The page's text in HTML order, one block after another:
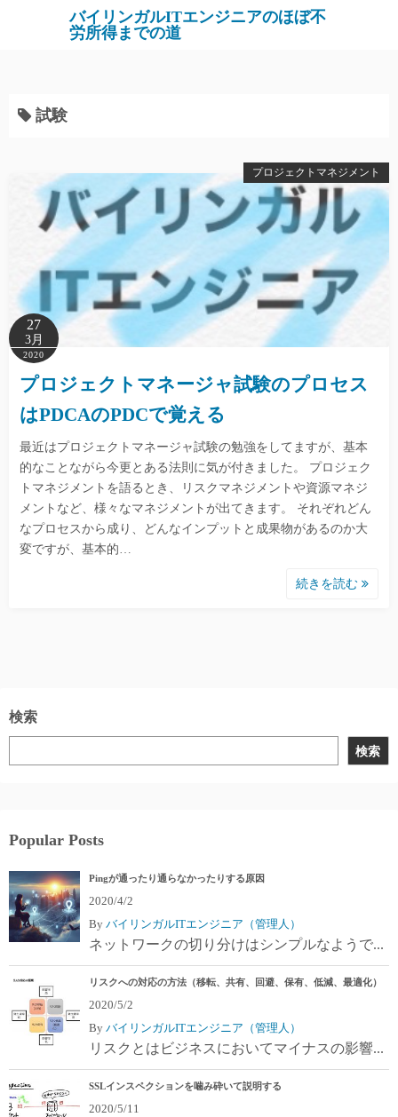
バイリンガルITエンジニアのほぼ不
労所得までの道
試験
プロジェクトマネジメント
27
3月
2020
プロジェクトマネージャ試験のプロセス
はPDCAのPDCで覚える
最近はプロジェクトマネージャ試験の勉強をしてますが、基本
的なことながら今更とある法則に気が付きました。 プロジェク
トマネジメントを語るとき、リスクマネジメントや資源マネジ
メントなど、様々なマネジメントが出てきます。 それぞれどん
なプロセスから成り、どんなインプットと成果物があるのか大
変ですが、基本的…
続きを読む
検索
検索
Popular Posts
Pingが通ったり通らなかったりする原因
2020/4/2
By バイリンガルITエンジニア（管理人）
ネットワークの切り分けはシンプルなようで...
リスクへの対応の方法（移転、共有、回避、保有、低減、最適化）
2020/5/2
By バイリンガルITエンジニア（管理人）
リスクとはビジネスにおいてマイナスの影響...
SSLインスペクションを噛み砕いて説明する
2020/5/11